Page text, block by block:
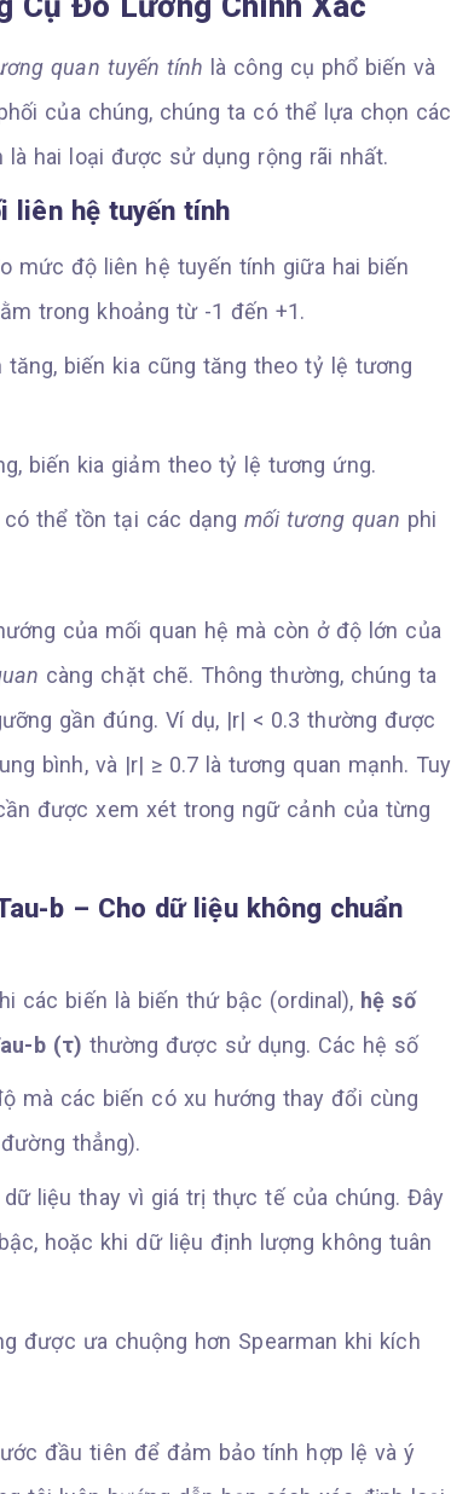
quan tuyến tính là công cụ phổ biến và
của chúng, chúng ta có thể lựa chọn các
là hai loại được sử dụng rộng rãi nhất.
liên hệ tuyến tính
mức độ liên hệ tuyến tính giữa hai biến
trong khoảng từ -1 đến +1.
biến kia cũng tăng theo tỷ lệ tương
biến kia giảm theo tỷ lệ tương ứng.
có thể tồn tại các dạngmối tương quan phi
của mối quan hệ mà còn ở độ lớn của
càng chặt chẽ. Thông thường, chúng ta
gần đúng. Ví dụ, |r| < 0.3 thường được
bình, và |r| ≥ 0.7 là tương quan mạnh. Tuy
được xem xét trong ngữ cảnh của từng
b – Cho dữ liệu không chuẩn
các biến là biến thứ bậc (ordinal), hệ số
b (τ) thường được sử dụng. Các hệ số
mà các biến có xu hướng thay đổi cùng
thẳng).
liệu thay vì giá trị thực tế của chúng. Đây
hoặc khi dữ liệu định lượng không tuân
được ưa chuộng hơn Spearman khi kích
đầu tiên để đảm bảo tính hợp lệ và ý